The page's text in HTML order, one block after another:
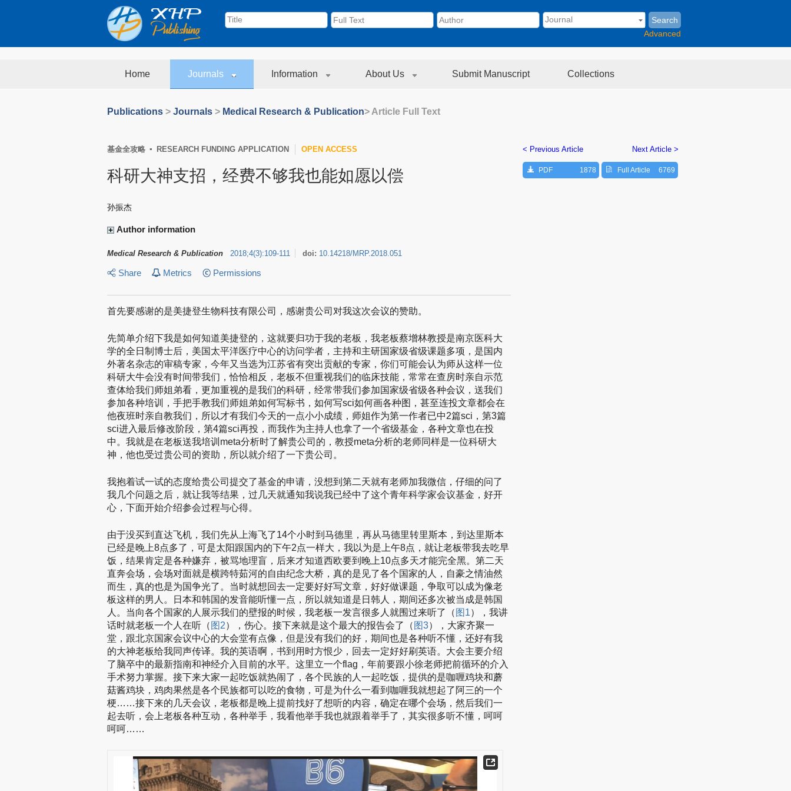
Search
Advanced
Home Journals Information About Us Submit Manuscript Collections
Publications > Journals > Medical Research & Publication> Article Full Text
基金全攻略 ▪ RESEARCH FUNDING APPLICATION OPEN ACCESS
科研大神支招，经费不够我也能如愿以偿
孙振杰
Author information
Medical Research & Publication 2018;4(3):109-111 doi: 10.14218/MRP.2018.051
Share Metrics Permissions
首先要感谢的是美捷登生物科技有限公司，感谢贵公司对我这次会议的赞助。
先简单介绍下我是如何知道美捷登的，这就要归功于我的老板，我老板蔡增林教授是南京医科大
学的全日制博士后，美国太平洋医疗中心的访问学者，主持和主研国家级省级课题多项，是国内
外著名杂志的审稿专家，今年又当选为江苏省有突出贡献的专家，你们可能会认为师从这样一位
科研大牛会没有时间带我们，恰恰相反，老板不但重视我们的临床技能，常常在查房时亲自示范
查体给我们师姐弟看，更加重视的是我们的科研，经常带我们参加国家级省级各种会议，送我们
参加各种培训，手把手教我们师姐弟如何写标书，如何写sci如何画各种图，甚至连投文章都会在
他夜班时亲自教我们，所以才有我们今天的一点小小成绩，师姐作为第一作者已中2篇sci，第3篇
sci进入最后修改阶段，第4篇sci再投，而我作为主持人也拿了一个省级基金，各种文章也在投
中。我就是在老板送我培训meta分析时了解贵公司的，教授meta分析的老师同样是一位科研大
神，他也受过贵公司的资助，所以就介绍了一下贵公司。
我抱着试一试的态度给贵公司提交了基金的申请，没想到第二天就有老师加我微信，仔细的问了
我几个问题之后，就让我等结果，过几天就通知我说我已经中了这个青年科学家会议基金，好开
心，下面开始介绍参会过程与心得。
由于没买到直达飞机，我们先从上海飞了14个小时到马德里，再从马德里转里斯本，到达里斯本
已经是晚上8点多了，可是太阳跟国内的下午2点一样大，我以为是上午8点，就让老板带我去吃早
饭，结果肯定是各种嫌弃，被骂地理盲，后来才知道西欧要到晚上10点多天才能完全黑。第二天
直奔会场，会场对面就是横跨特茹河的自由纪念大桥，真的是见了各个国家的人，自豪之情油然
而生，真的也是为国争光了。当时就想回去一定要好好写文章，好好做课题，争取可以成为像老
板这样的男人。日本和韩国的发音能听懂一点，所以就知道是日韩人，期间还多次被当成是韩国
人。当向各个国家的人展示我们的壁报的时候，我老板一发言很多人就围过来听了（ 图1），我讲
话时就老板一个人在听（ 图2），伤心。接下来就是这个最大的报告会了（ 图3），大家齐聚一
堂，跟北京国家会议中心的大会堂有点像，但是没有我们的好，期间也是各种听不懂，还好有我
的大神老板给我同声传译。我的英语啊，书到用时方恨少，回去一定好好刷英语。大会主要介绍
了脑卒中的最新指南和神经介入目前的水平。这里立一个flag，年前要跟小徐老师把前循环的介入
手术努力掌握。接下来大家一起吃饭就热闹了，各个民族的人一起吃饭，提供的是咖喱鸡块和蘑
菇酱鸡块，鸡肉果然是各个民族都可以吃的食物，可是为什么一看到咖喱我就想起了阿三的一个
梗……接下来的几天会议，老板都是晚上提前找好了想听的内容，确定在哪个会场，然后我们一
起去听，会上老板各种互动，各种举手，我看他举手我也就跟着举手了，其实很多听不懂，呵呵
呵呵……
< Previous Article Next Article >
PDF 1878 Full Article 6769